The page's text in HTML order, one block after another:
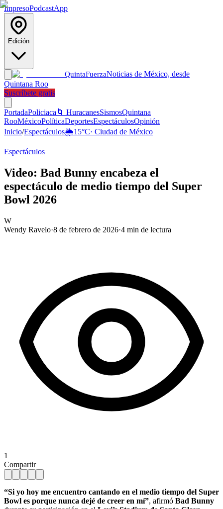
ImpresoPodcastApp
Edición
QuintaFuerzaNoticias de México, desde
Quintana Roo
Suscríbete gratis
PortadaPoliciaca 🌀 HuracanesSismosQuintana
RooMéxicoPolíticaDeportesEspectáculosOpinión
Inicio/Espectáculos🌦️15°C· Ciudad de México
Espectáculos
Video: Bad Bunny encabeza el
espectáculo de medio tiempo del Super
Bowl 2026
W
Wendy Ravelo·8 de febrero de 2026·4 min de lectura
1
Compartir
“Si yo hoy me encuentro cantando en el medio tiempo del Super
Bowl es porque nunca dejé de creer en mí”, afirmó Bad Bunny